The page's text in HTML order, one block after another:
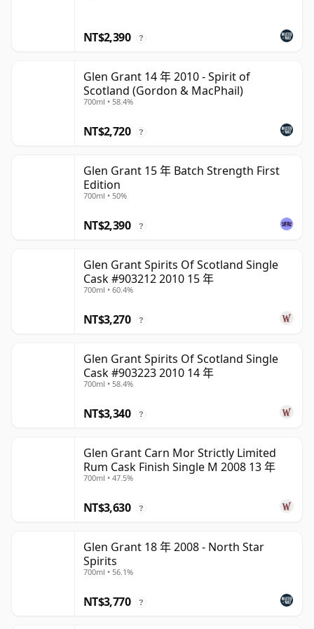
NT$2,390 ?
Glen Grant 14 年 2010 - Spirit of
Scotland (Gordon & MacPhail)
700ml • 58.4%
NT$2,720 ?
Glen Grant 15 年 Batch Strength First
Edition
700ml • 50%
NT$2,390 ?
Glen Grant Spirits Of Scotland Single
Cask #903212 2010 15 年
700ml • 60.4%
NT$3,270 ?
Glen Grant Spirits Of Scotland Single
Cask #903223 2010 14 年
700ml • 58.4%
NT$3,340 ?
Glen Grant Carn Mor Strictly Limited
Rum Cask Finish Single M 2008 13 年
700ml • 47.5%
NT$3,630 ?
Glen Grant 18 年 2008 - North Star
Spirits
700ml • 56.1%
NT$3,770 ?